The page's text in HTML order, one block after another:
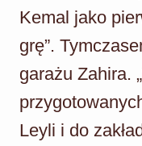
Kemal jako
grę”.
garażu Zahira.
Leyli i do